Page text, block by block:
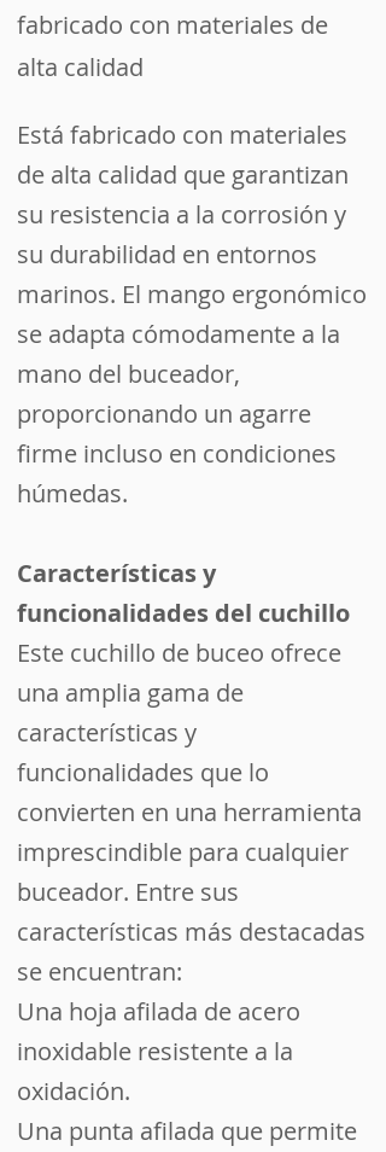
fabricado con materiales de
alta calidad
Está fabricado con materiales
de alta calidad que garantizan
su resistencia a la corrosión y
su durabilidad en entornos
marinos. El mango ergonómico
se adapta cómodamente a la
mano del buceador,
proporcionando un agarre
firme incluso en condiciones
húmedas.
Características y
funcionalidades del cuchillo
Este cuchillo de buceo ofrece
una amplia gama de
características y
funcionalidades que lo
convierten en una herramienta
imprescindible para cualquier
buceador. Entre sus
características más destacadas
se encuentran:
Una hoja afilada de acero
inoxidable resistente a la
oxidación.
Una punta afilada que permite